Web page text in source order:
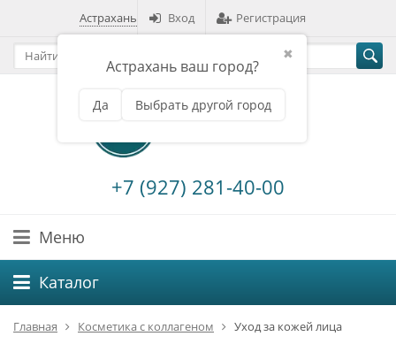
Астрахань
✖
Астрахань ваш город?
Да Выбрать другой город
Вход Регистрация
+7 (927) 281-40-00
Меню
Каталог
Главная Косметика с коллагеном Уход за кожей лица